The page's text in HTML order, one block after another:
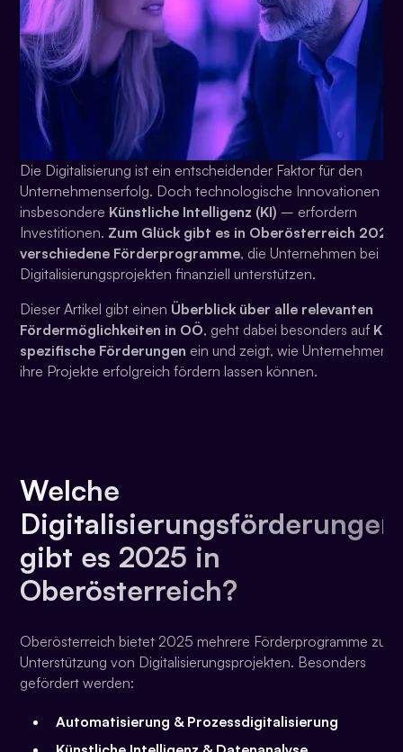
Die Digitalisierung ist ein entscheidender Faktor für den
Unternehmenserfolg. Doch technologische Innovationen –
insbesondere Künstliche Intelligenz (KI) – erfordern
Investitionen. Zum Glück gibt es in Oberösterreich 2025
verschiedene Förderprogramme, die Unternehmen bei
Digitalisierungsprojekten finanziell unterstützen.
Dieser Artikel gibt einen Überblick über alle relevanten
Fördermöglichkeiten in OÖ, geht dabei besonders auf KI-
spezifische Förderungen ein und zeigt, wie Unternehmen
ihre Projekte erfolgreich fördern lassen können.
Welche
Digitalisierungsförderungen
gibt es 2025 in
Oberösterreich?
Oberösterreich bietet 2025 mehrere Förderprogramme zur
Unterstützung von Digitalisierungsprojekten. Besonders
gefördert werden:
Automatisierung & Prozessdigitalisierung